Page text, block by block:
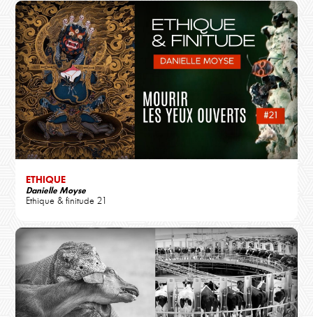
ETHIQUE
Danielle Moyse
Ethique & finitude 21